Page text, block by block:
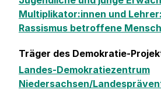
Multiplikator:innen und
Rassismus betroffene
Träger des Demokratie-
Landes-Demokratiezentrum
Niedersachsen/